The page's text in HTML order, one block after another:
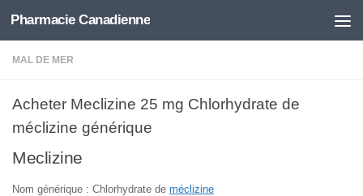
Skip to content
Pharmacie Canadienne
MAL DE MER
Acheter Meclizine 25 mg Chlorhydrate de
méclizine générique
Meclizine
Nom générique : Chlorhydrate de méclizine